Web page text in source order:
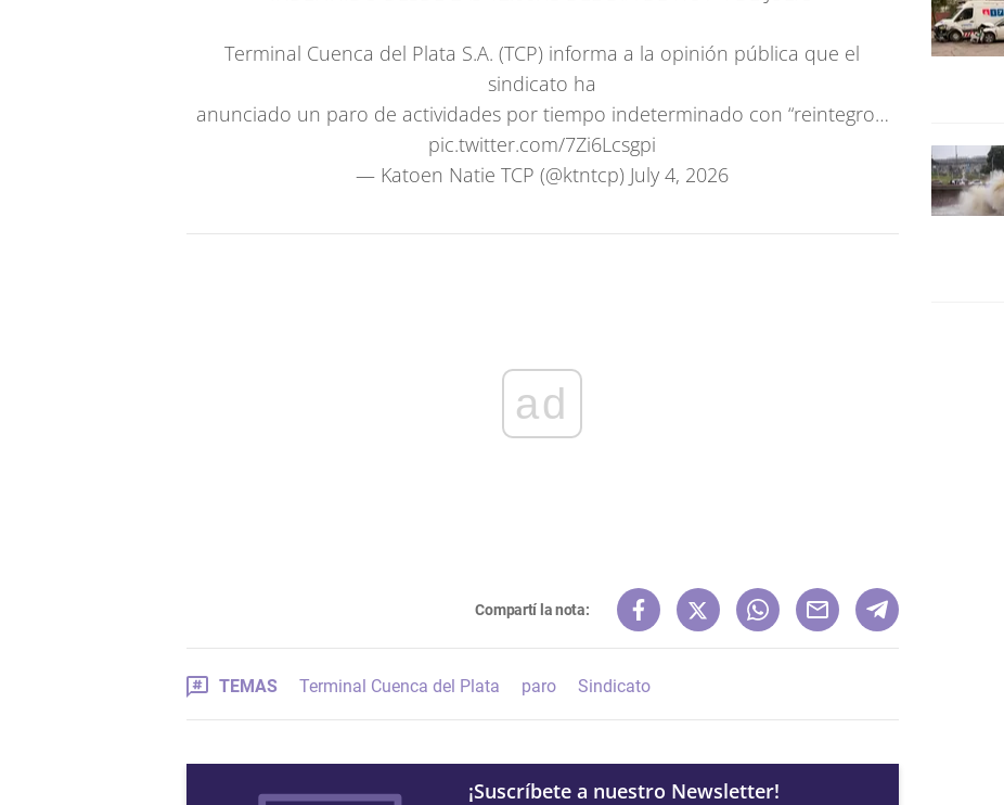
Terminal Cuenca del Plata S.A. (TCP) informa a la opinión pública que el
sindicato ha
anunciado un paro de actividades por tiempo indeterminado con “reintegro…
pic.twitter.com/7Zi6Lcsgpi
— Katoen Natie TCP (@ktntcp) July 4, 2026
ad
Compartí la nota:
TEMAS Terminal Cuenca del Plata paro Sindicato
¡Suscríbete a nuestro Newsletter!